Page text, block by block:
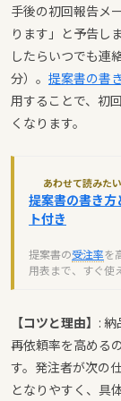
手後の初回報告メ
ります」と予告し
したらいつでも連
分）。 提案書の書
用することで、初
くなります。
あわせて読みたい
提案書の書き
ト付き
提案書の受注率を
用表まで、すぐ使
【コツと理由】 :
再依頼率を高める
す。発注者が次の
となりやすく、具